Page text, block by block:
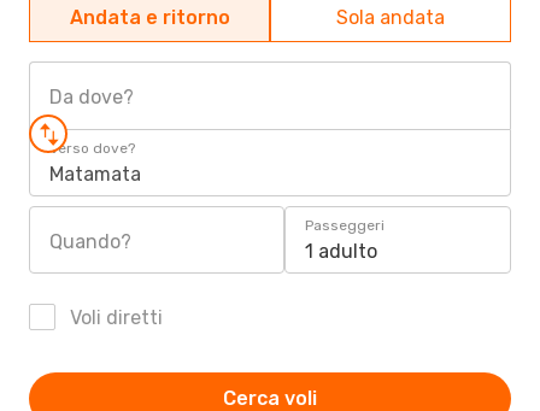
Andata e ritorno Sola andata
Da dove?
Verso dove?
Matamata
Quando?
Passeggeri
1 adulto
Voli diretti
Cerca voli